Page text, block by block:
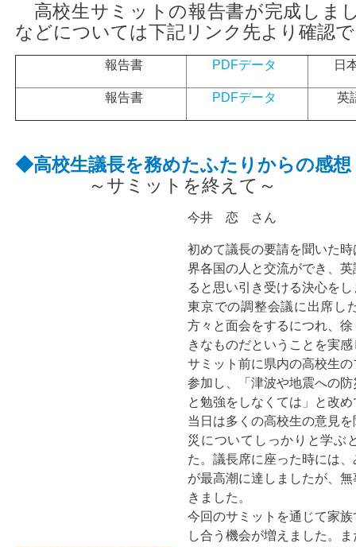
高校生サミットの報告書が完成しま
などについては下記リンク先より確認
報告書 PDFデータ 日本
報告書 PDFデータ 英
◆高校生議長を務めたふたりからの感想
～サミットを終えて～
今井 恋 さん
初めて議長の要請を聞いた
界各国の人と交流ができ、
ると思い引き受ける決心を
東京での調整会議に出席し
方々と面会をするにつれ、
きなものだということを実
サミット前に県内の高校生
参加し、「津波や地震への
と勉強をしなくては」と改
当日は多くの高校生の意見
災についてしっかりと学ぶ
た。議長席に座った時には
が最高潮に達しましたが、
きました。
今回のサミットを通じて家
し合う機会が増えました。